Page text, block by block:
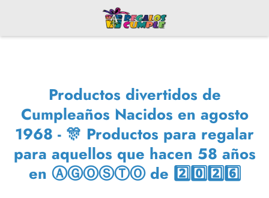
Productos divertidos de
Cumpleaños Nacidos en agosto
1968 - 🎊 Productos para regalar
para aquellos que hacen 58 años
en ⒶⒼⓄⓈⓉⓄ de 2️⃣0️⃣2️⃣6️⃣